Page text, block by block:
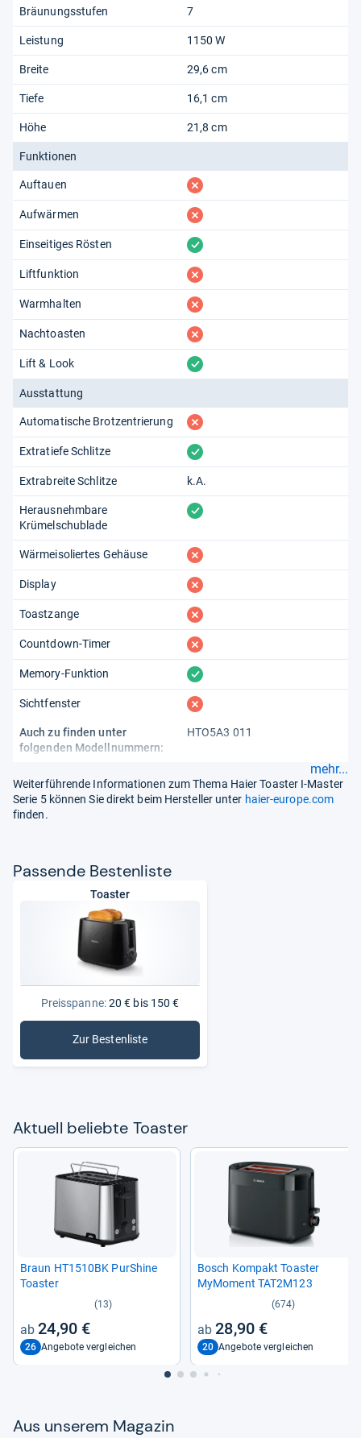
Bräunungsstufen 7
Leistung 1150 W
Breite 29,6 cm
Tiefe 16,1 cm
Höhe 21,8 cm
Funktionen
Auftauen fehlt
Aufwärmen fehlt
Einseitiges Rösten vorhanden
Liftfunktion fehlt
Warmhalten fehlt
Nachtoasten fehlt
Lift & Look vorhanden
Ausstattung
Automatische Brotzentrierung fehlt
Extratiefe Schlitze vorhanden
Extrabreite Schlitze k.A.
Herausnehmbare
Krümelschublade
vorhanden
Wärmeisoliertes Gehäuse fehlt
Display fehlt
Toastzange fehlt
Countdown-Timer fehlt
Memory-Funktion vorhanden
Sichtfenster fehlt
Auch zu finden unter
folgenden Modellnummern:
HTO5A3 011
mehr...
Weiterführende Informationen zum Thema Haier Toaster I-Master
Serie 5 können Sie direkt beim Hersteller unter haier-europe.com
finden.
Pas­sende Bes­ten­liste
Toaster
Preisspanne:20 € bis 150 €
Zur Bestenliste
: Toaster
Aktu­ell beliebte Toas­ter
Braun HT1510BK PurS­hine
Toas­ter
(13)
24,90 €
26 Angebote vergleichen
Bosch Kom­pakt Toas­ter
MyMo­ment TAT2M123
(674)
28,90 €
20 Angebote vergleichen
Aus unse­rem Maga­zin